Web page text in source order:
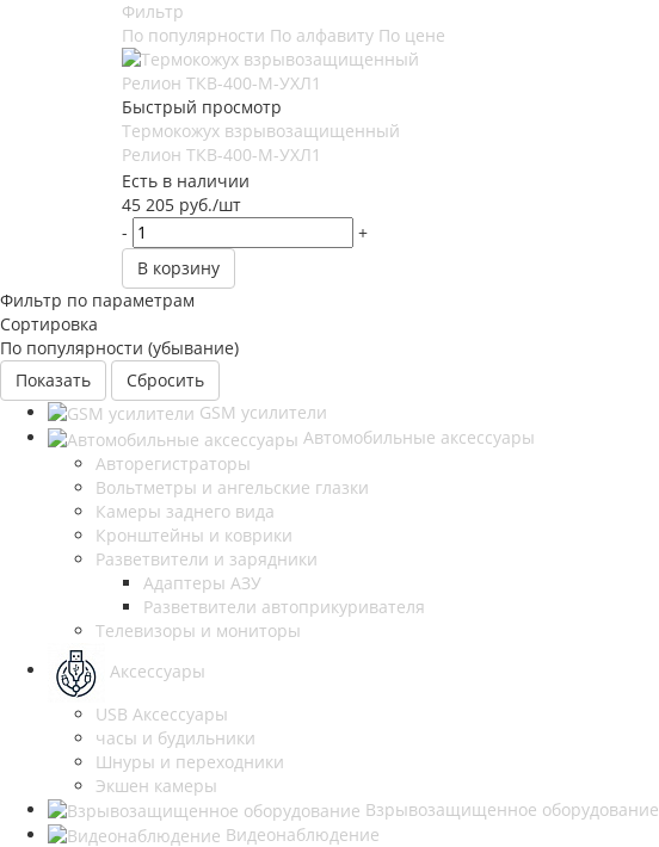
Фильтр
По популярности По алфавиту По цене
Быстрый просмотр
Термокожух взрывозащищенный
Релион ТКВ-400-М-УХЛ1
Есть в наличии
45 205 руб./шт
-
+
В корзину
Фильтр по параметрам
Сортировка
По популярности (убывание)
Сбросить
GSM усилители
Автомобильные аксессуары
Авторегистраторы
Вольтметры и ангельские глазки
Камеры заднего вида
Кронштейны и коврики
Разветвители и зарядники
Адаптеры АЗУ
Разветвители автоприкуривателя
Телевизоры и мониторы
Аксессуары
USB Аксессуары
часы и будильники
Шнуры и переходники
Экшен камеры
Взрывозащищенное оборудование
Видеонаблюдение